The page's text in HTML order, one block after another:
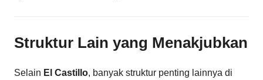
Struktur Lain yang Menakjubkan
Selain El Castillo, banyak struktur penting lainnya di